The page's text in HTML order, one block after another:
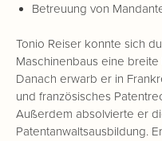
Betreuung von
Tonio Reiser konnte sich
Maschinenbaus eine
Danach erwarb er in
und französisches
Außerdem absolvierte er
Patentanwaltsausbildung.